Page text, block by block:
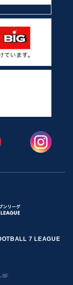
7 LEAGUE
8F